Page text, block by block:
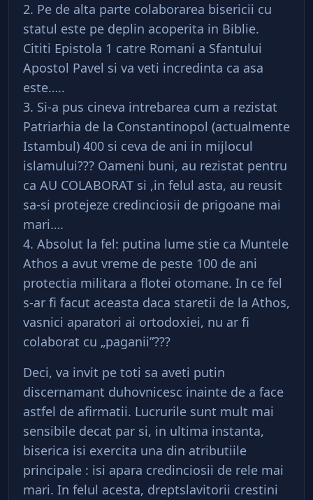
2. Pe de alta parte colaborarea bisericii cu
statul este pe deplin acoperita in Biblie.
Cititi Epistola 1 catre Romani a Sfantului
Apostol Pavel si va veti incredinta ca asa
este…..
3. Si-a pus cineva intrebarea cum a rezistat
Patriarhia de la Constantinopol (actualmente
Istambul) 400 si ceva de ani in mijlocul
islamului??? Oameni buni, au rezistat pentru
ca AU COLABORAT si ,in felul asta, au reusit
sa-si protejeze credinciosii de prigoane mai
mari….
4. Absolut la fel: putina lume stie ca Muntele
Athos a avut vreme de peste 100 de ani
protectia militara a flotei otomane. In ce fel
s-ar fi facut aceasta daca staretii de la Athos,
vasnici aparatori ai ortodoxiei, nu ar fi
colaborat cu „paganii”???
Deci, va invit pe toti sa aveti putin
discernamant duhovnicesc inainte de a face
astfel de afirmatii. Lucrurile sunt mult mai
sensibile decat par si, in ultima instanta,
biserica isi exercita una din atributiile
principale : isi apara credinciosii de rele mai
mari. In felul acesta, dreptslavitorii crestini